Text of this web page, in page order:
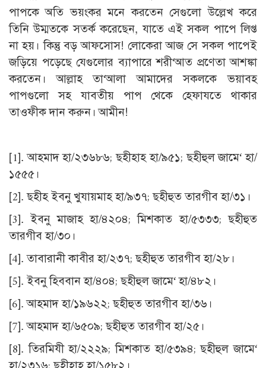
পাপকে অতি ভয়ংকর মনে করতেন সেগুলো উল্লেখ করে
তিনি উম্মতকে সতর্ক করেছেন, যাতে এই সকল পাপে লিপ্ত
না হয়। কিন্তু বড় আফসোস! লোকেরা আজ সে সকল পাপেই
জড়িয়ে পড়েছে যেগুলোর ব্যাপারে শরী‘আত প্রণেতা আশঙ্কা
করতেন। আল্লাহ তা‘আলা আমাদের সকলকে ভয়াবহ
পাপগুলো সহ যাবতীয় পাপ থেকে হেফাযতে থাকার
তাওফীক দান করুন। আমীন!
[1]. আহমাদ হা/২৩৬৮৬; ছহীহাহ হা/৯৫১; ছহীহুল জামে‘ হা/
১৫৫৫।
[2]. ছহীহ ইবনু খুযায়মাহ হা/৯৩৭; ছহীহুত তারগীব হা/৩১।
[3]. ইবনু মাজাহ হা/৪২০৪; মিশকাত হা/৫৩৩৩; ছহীহুত
তারগীব হা/৩০।
[4]. তাবারানী কাবীর হা/২৩৭; ছহীহুত তারগীব হা/২৮।
[5]. ইবনু হিববান হা/৪০৪; ছহীহুল জামে‘ হা/৪৮২।
[6]. আহমাদ হা/১৯৬২২; ছহীহুত তারগীব হা/৩৬।
[7]. আহমাদ হা/৬৫০৯; ছহীহুত তারগীব হা/২৫।
[8]. তিরমিযী হা/২২২৯; মিশকাত হা/৫৩৯৪; ছহীহুল জামে‘